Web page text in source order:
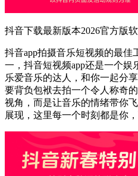
抖音下载最新版本2026官方版
抖音app拍摄音乐短视频的最佳
一，抖音短视频app还是一个
乐爱音乐的达人，和你一起分
要背负包袱去拍一个令人称奇
视角，而是让音乐的情绪带你
展现，这里每一个时刻都是你